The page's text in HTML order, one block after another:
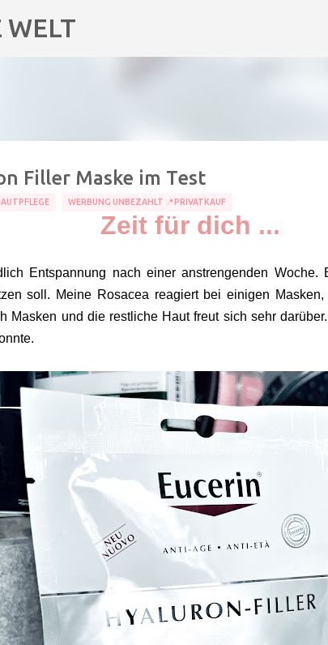
WELT
Filler Maske im Test
WERBUNG UNBEZAHLT 📍PRIVATKAUF
Zeit für dich ...
Entspannung nach einer anstrengenden
soll. Meine Rosacea reagiert bei einigen
Masken und die restliche Haut freut sich sehr